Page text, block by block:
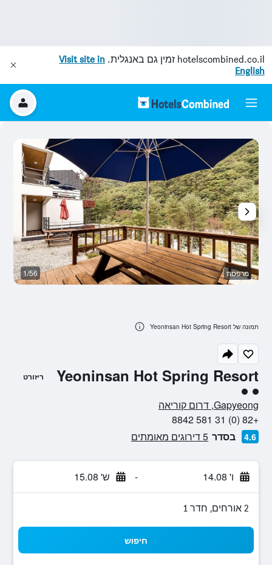
hotelscombined.co.il זמין גם באנגלית. Visit site in
English
Yeoninsan Hot Spring Resort ריזורט
2 דירוג מחלקת נוסעים
Gapyeong, דרום קוריאה
+82 (0) 31 581 8842
4.6 בסדר 5 דירוגים מאומתים
ו' 14.08 - ש' 15.08
2 אורחים, חדר 1
חיפוש
מרפסת 1/56
תמונה של Yeoninsan Hot Spring Resort